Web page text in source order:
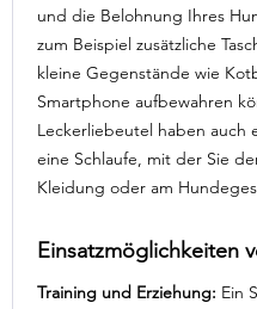
und die Belohnung Ihres
zum Beispiel zusätzliche
kleine Gegenstände wie
Smartphone aufbewahren
Leckerliebeutel haben
eine Schlaufe, mit der Sie
Kleidung oder am
Einsatzmöglichkeiten
Training und Erziehung: Ein